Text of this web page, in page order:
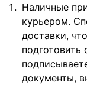
Наличные
курьером.
доставки,
документы,